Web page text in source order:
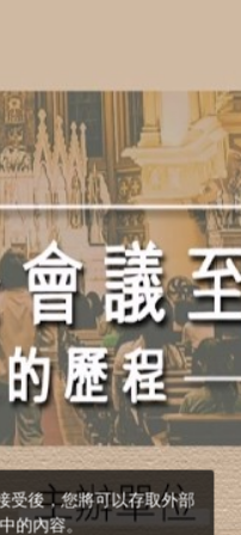
受後，您將可以存取外部
的內容。